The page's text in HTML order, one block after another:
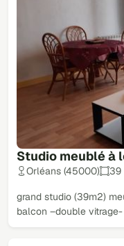
Studio meublé à
Orléans (45000) 39
grand studio (39m2)
balcon –double